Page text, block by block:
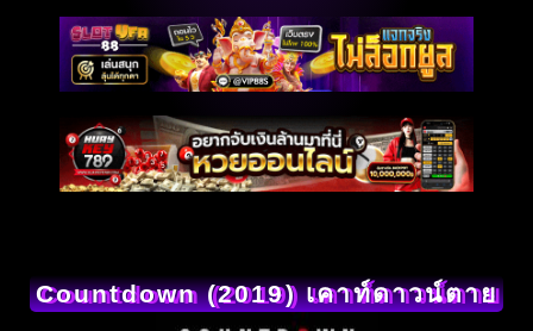
Countdown (2019) เคาท์ดาวน์ตาย